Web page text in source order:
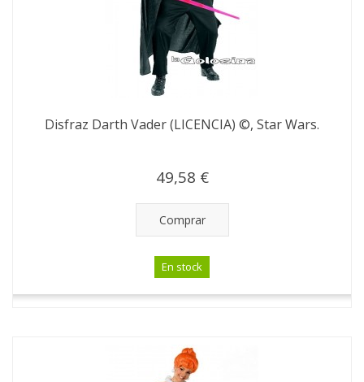
Disfraz Darth Vader (LICENCIA) ©, Star Wars.
49,58 €
Comprar
En stock